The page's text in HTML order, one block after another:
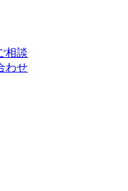
相談
わせ